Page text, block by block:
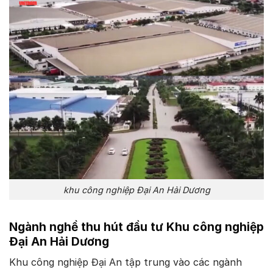
khu công nghiệp Đại An Hải Dương
Ngành nghề thu hút đầu tư Khu công nghiệp
Đại An Hải Dương
Khu công nghiệp Đại An tập trung vào các ngành